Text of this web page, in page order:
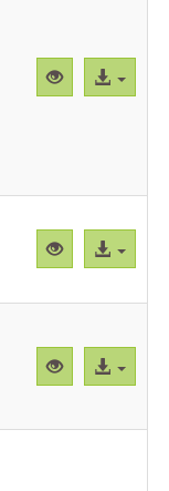
(Sup.).png"
Vista
previa
Izq.)
Bastilla
(Sup.
la
pierna
Técnica
Acceso
al
Vista
previa
XIX."
Acceso
al
Vista
previa
pantalón"
Acceso
al